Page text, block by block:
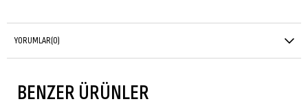
YORUMLAR(0)
BENZER ÜRÜNLER